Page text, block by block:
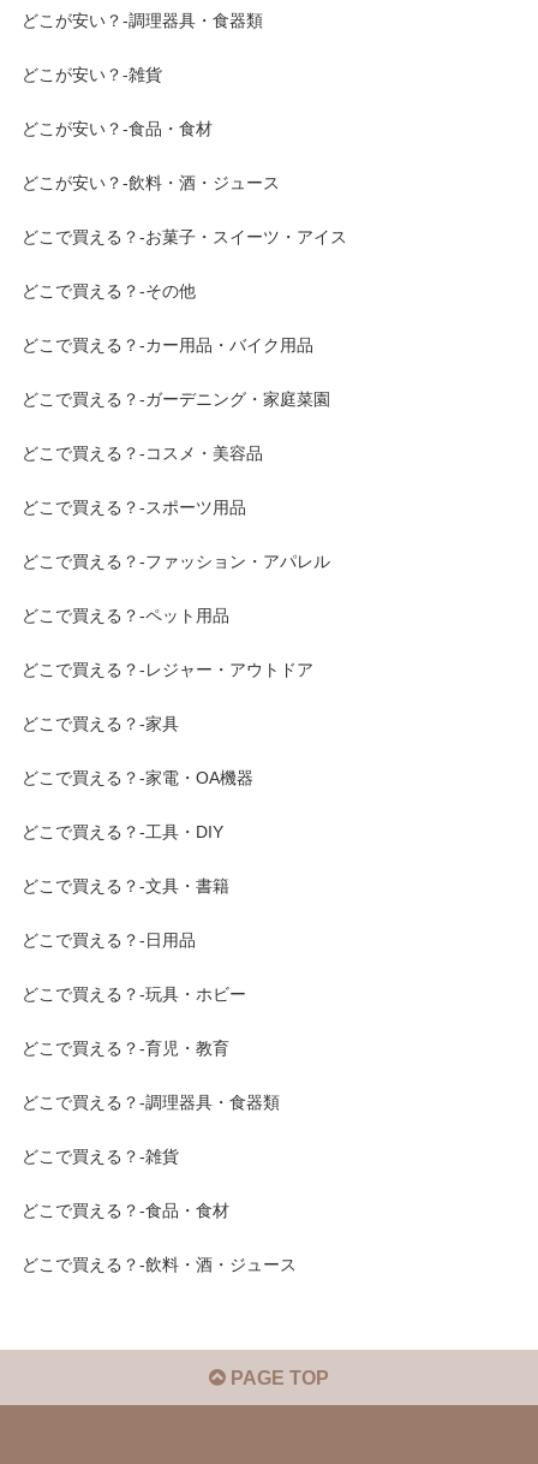
どこが安い？-調理器具・食器類
どこが安い？-雑貨
どこが安い？-食品・食材
どこが安い？-飲料・酒・ジュース
どこで買える？-お菓子・スイーツ・アイス
どこで買える？-その他
どこで買える？-カー用品・バイク用品
どこで買える？-ガーデニング・家庭菜園
どこで買える？-コスメ・美容品
どこで買える？-スポーツ用品
どこで買える？-ファッション・アパレル
どこで買える？-ペット用品
どこで買える？-レジャー・アウトドア
どこで買える？-家具
どこで買える？-家電・OA機器
どこで買える？-工具・DIY
どこで買える？-文具・書籍
どこで買える？-日用品
どこで買える？-玩具・ホビー
どこで買える？-育児・教育
どこで買える？-調理器具・食器類
どこで買える？-雑貨
どこで買える？-食品・食材
どこで買える？-飲料・酒・ジュース
PAGE TOP